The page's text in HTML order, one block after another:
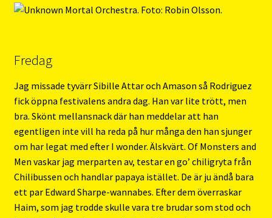
Fredag
Jag missade tyvärr Sibille Attar och Amason så Rodriguez
fick öppna festivalens andra dag. Han var lite trött, men
bra. Skönt mellansnack där han meddelar att han
egentligen inte vill ha reda på hur många den han sjunger
om har legat med efter I wonder. Älskvärt. Of Monsters and
Men vaskar jag merparten av, testar en go’ chiligryta från
Chilibussen och handlar papaya istället. De är ju ändå bara
ett par Edward Sharpe-wannabes. Efter dem överraskar
Haim, som jag trodde skulle vara tre brudar som stod och